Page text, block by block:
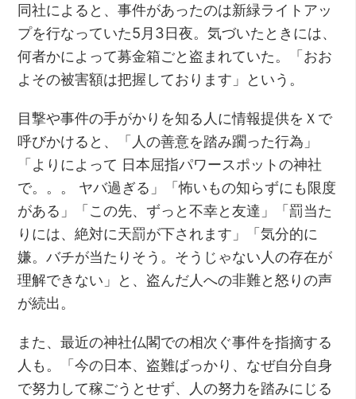
同社によると、事件があったのは新緑ライトアッ
プを行なっていた5月3日夜。気づいたときには、
何者かによって募金箱ごと盗まれていた。「おお
よその被害額は把握しております」という。
目撃や事件の手がかりを知る人に情報提供をＸで
呼びかけると、「人の善意を踏み躙った行為」
「よりによって 日本屈指パワースポットの神社
で。。。 ヤバ過ぎる」「怖いもの知らずにも限度
がある」「この先、ずっと不幸と友達」「罰当た
りには、絶対に天罰が下されます」「気分的に
嫌。バチが当たりそう。そうじゃない人の存在が
理解できない」と、盗んだ人への非難と怒りの声
が続出。
また、最近の神社仏閣での相次ぐ事件を指摘する
人も。「今の日本、盗難ばっかり、なぜ自分自身
で努力して稼ごうとせず、人の努力を踏みにじる